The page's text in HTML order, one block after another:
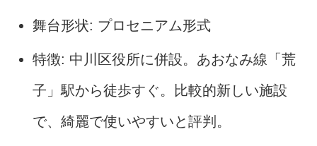
舞台形状: プロセニアム形式
特徴: 中川区役所に併設。あおなみ線「荒
子」駅から徒歩すぐ。比較的新しい施設
で、綺麗で使いやすいと評判。